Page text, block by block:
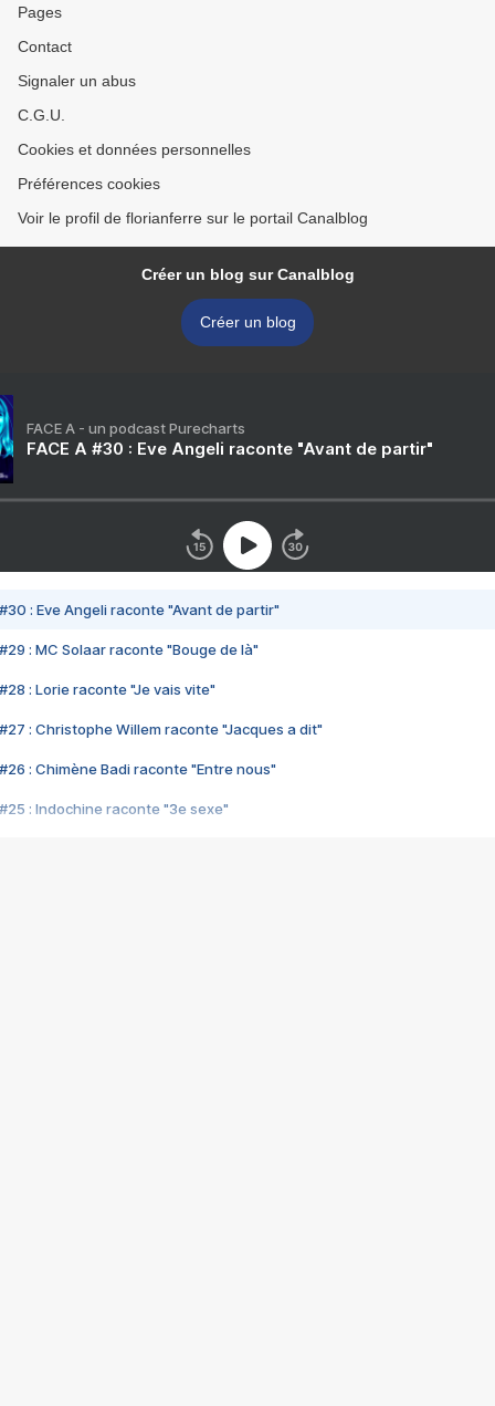
Pages
Contact
Signaler un abus
C.G.U.
Cookies et données personnelles
Préférences cookies
Voir le profil de florianferre sur le portail Canalblog
Créer un blog sur Canalblog
Créer un blog
FACE A - un podcast Purecharts
FACE A #30 : Eve Angeli raconte "Avant de partir"
#30 : Eve Angeli raconte "Avant de partir"
#29 : MC Solaar raconte "Bouge de là"
#28 : Lorie raconte "Je vais vite"
#27 : Christophe Willem raconte "Jacques a dit"
#26 : Chimène Badi raconte "Entre nous"
#25 : Indochine raconte "3e sexe"